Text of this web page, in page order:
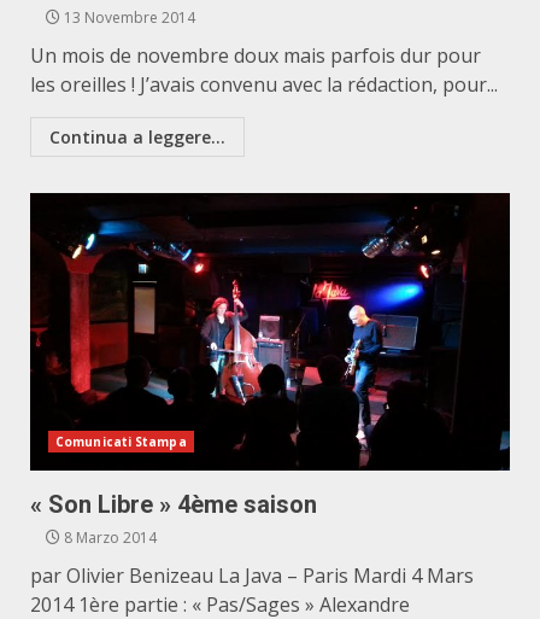
13 Novembre 2014
Un mois de novembre doux mais parfois dur pour
les oreilles ! J’avais convenu avec la rédaction, pour...
Continua a leggere...
Comunicati Stampa
« Son Libre » 4ème saison
8 Marzo 2014
par Olivier Benizeau La Java – Paris Mardi 4 Mars
2014 1ère partie : « Pas/Sages » Alexandre